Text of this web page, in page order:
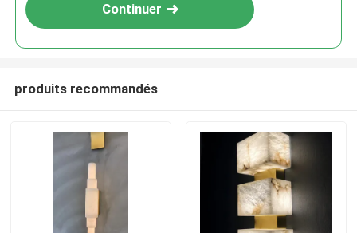
Continuer
produits recommandés